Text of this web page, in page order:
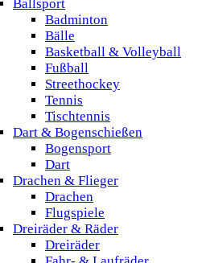
Ballsport
Badminton
Bälle
Basketball & Volleyball
Fußball
Streethockey
Tennis
Tischtennis
Dart & Bogenschießen
Bogensport
Dart
Drachen & Flieger
Drachen
Flugspiele
Dreiräder & Räder
Dreiräder